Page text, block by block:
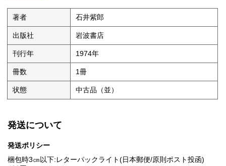
著者 石井紫郎
出版社 岩波書店
刊行年 1974年
冊数 1冊
状態 中古品（並）
発送について
発送ポリシー
梱包時3㎝以下:レターパックライト(日本郵便/原則ポスト投函)